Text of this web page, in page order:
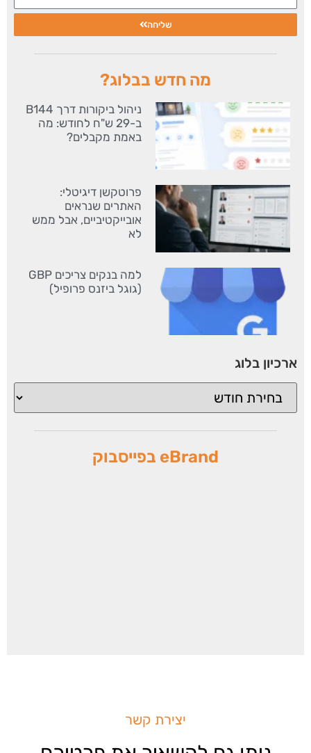
שליחה
מה חדש בבלוג?
ניהול ביקורות דרך B144
ב-29 ש"ח לחודש: מה
באמת מקבלים?
פרוטקשן דיגיטלי:
האתרים שנראים
אובייקטיביים, אבל ממש
לא
למה בנקים צריכים GBP
(גוגל ביזנס פרופיל)
ארכיון בלוג
eBrand בפייסבוק
יצירת קשר